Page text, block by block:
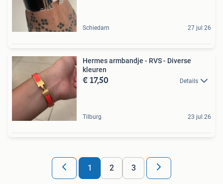
Schiedam 27 jul 26
Hermes armbandje - RVS - Diverse
kleuren
€ 17,50 Details
Tilburg 23 jul 26
1 2 3